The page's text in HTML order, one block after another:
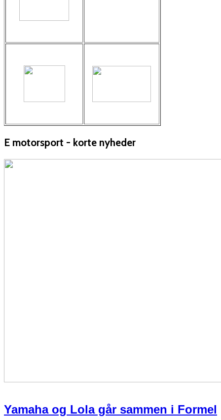
E motorsport - korte nyheder
Yamaha og Lola går sammen i Formel